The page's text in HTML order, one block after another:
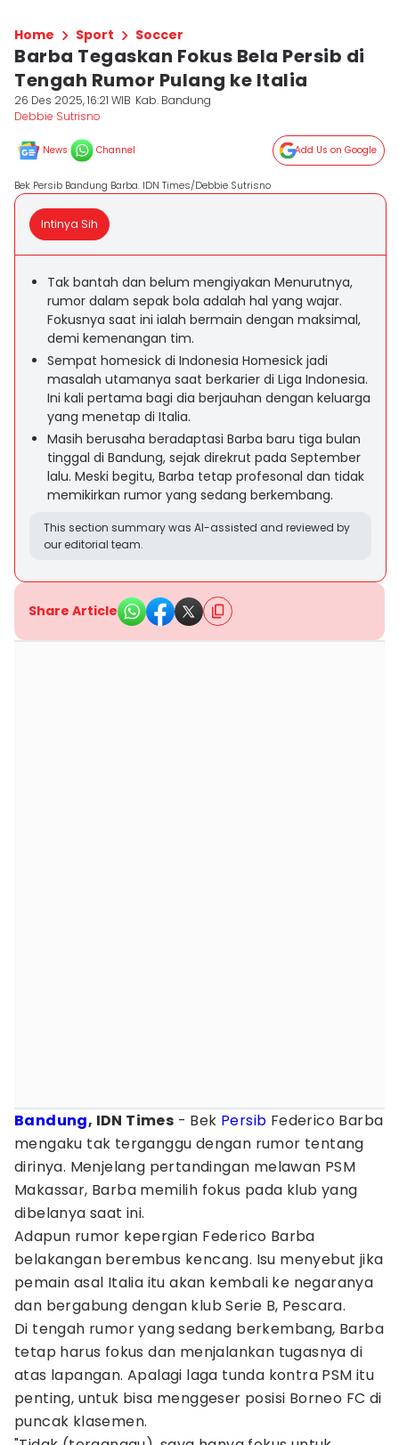
Home Sport Soccer
Barba Tegaskan Fokus Bela Persib di
Tengah Rumor Pulang ke Italia
26 Des 2025, 16:21 WIB Kab. Bandung
Debbie Sutrisno
News Channel Add Us on Google
Bek Persib Bandung Barba. IDN Times/Debbie Sutrisno
Intinya Sih
Tak bantah dan belum mengiyakan Menurutnya,
rumor dalam sepak bola adalah hal yang wajar.
Fokusnya saat ini ialah bermain dengan maksimal,
demi kemenangan tim.
Sempat homesick di Indonesia Homesick jadi
masalah utamanya saat berkarier di Liga Indonesia.
Ini kali pertama bagi dia berjauhan dengan keluarga
yang menetap di Italia.
Masih berusaha beradaptasi Barba baru tiga bulan
tinggal di Bandung, sejak direkrut pada September
lalu. Meski begitu, Barba tetap profesonal dan tidak
memikirkan rumor yang sedang berkembang.
This section summary was AI-assisted and reviewed by
our editorial team.
Share Article
Bandung, IDN Times - Bek Persib Federico Barba
mengaku tak terganggu dengan rumor tentang
dirinya. Menjelang pertandingan melawan PSM
Makassar, Barba memilih fokus pada klub yang
dibelanya saat ini.
Adapun rumor kepergian Federico Barba
belakangan berembus kencang. Isu menyebut jika
pemain asal Italia itu akan kembali ke negaranya
dan bergabung dengan klub Serie B, Pescara.
Di tengah rumor yang sedang berkembang, Barba
tetap harus fokus dan menjalankan tugasnya di
atas lapangan. Apalagi laga tunda kontra PSM itu
penting, untuk bisa menggeser posisi Borneo FC di
puncak klasemen.